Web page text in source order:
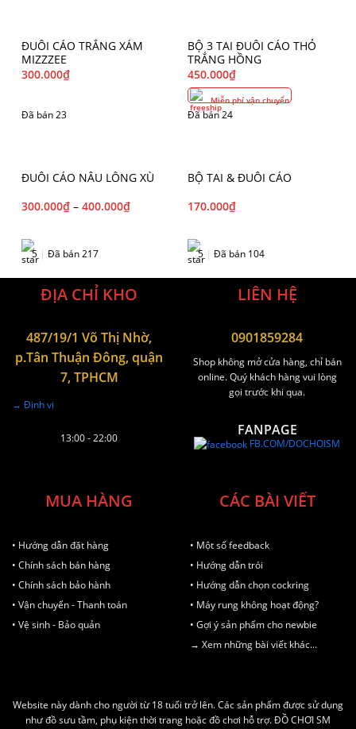
ĐUÔI CÁO TRẮNG XÁM
MIZZZEE
300.000₫
Đã bán 23
BỘ 3 TAI ĐUÔI CÁO THỎ
TRẮNG HỒNG
450.000₫
Miễn phí vận chuyển
Đã bán 24
ĐUÔI CÁO NÂU LÔNG XÙ
300.000₫ – 400.000₫
5 | Đã bán 217
BỘ TAI & ĐUÔI CÁO
170.000₫
5 | Đã bán 104
ĐỊA CHỈ KHO
487/19/1 Võ Thị Nhờ,
p.Tân Thuận Đông, quận
7, TPHCM
→ Định vị
13:00 - 22:00
LIÊN HỆ
0901859284
Shop không mở cửa hàng, chỉ bán
online. Quý khách hàng vui lòng
gọi trước khi qua.
FANPAGE
FB.COM/DOCHOISM
MUA HÀNG
• Hướng dẫn đặt hàng
• Chính sách bán hàng
• Chính sách bảo hành
• Vận chuyển - Thanh toán
• Vệ sinh - Bảo quản
CÁC BÀI VIẾT
• Một số feedback
• Hướng dẫn trói
• Hướng dẫn chọn cockring
• Máy rung không hoạt động?
• Gợi ý sản phẩm cho newbie
→ Xem những bài viết khác...
Website này dành cho người từ 18 tuổi trở lên. Các sản phẩm được sử dụng
như đồ sưu tầm, phụ kiện thời trang hoặc đồ chơi hỗ trợ. ĐỒ CHƠI SM